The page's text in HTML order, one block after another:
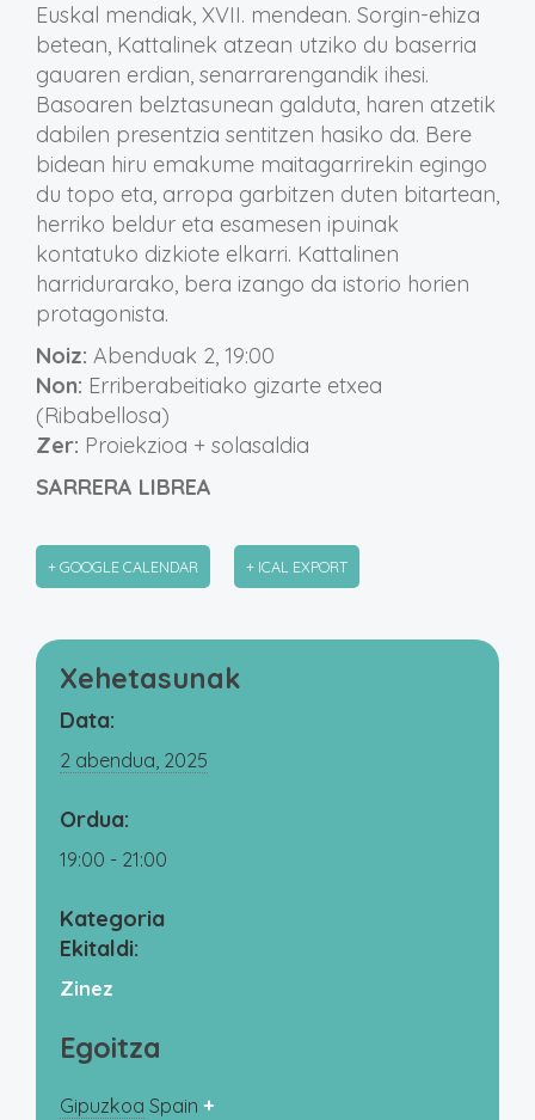
Euskal mendiak, XVII. mendean. Sorgin-ehiza
betean, Kattalinek atzean utziko du baserria
gauaren erdian, senarrarengandik ihesi.
Basoaren belztasunean galduta, haren atzetik
dabilen presentzia sentitzen hasiko da. Bere
bidean hiru emakume maitagarrirekin egingo
du topo eta, arropa garbitzen duten bitartean,
herriko beldur eta esamesen ipuinak
kontatuko dizkiote elkarri. Kattalinen
harridurarako, bera izango da istorio horien
protagonista.
Noiz: Abenduak 2, 19:00
Non: Erriberabeitiako gizarte etxea
(Ribabellosa)
Zer: Proiekzioa + solasaldia
SARRERA LIBREA
+ GOOGLE CALENDAR + ICAL EXPORT
Xehetasunak
Data:
2 abendua, 2025
Ordua:
19:00 - 21:00
Kategoria
Ekitaldi:
Zinez
Egoitza
Gipuzkoa Spain +